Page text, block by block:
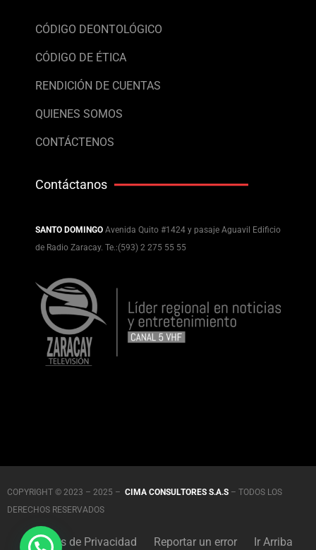
CÓDIGO DEONTOLÓGICO
CÓDIGO DE ÉTICA
RENDICIÓN DE CUENTAS
QUIENES SOMOS
CONTÁCTENOS
Contáctanos
SANTO DOMINGO Avenida Quito #1424 y pasaje Aguavil Edificio
de Radio Zaracay. Te.:(593) 2 275 55 55
COPYRIGHT © 2023 – 2025 – CIMA CONSULTORES S.A.S – TODOS LOS
DERECHOS RESERVADOS
Políticas de Privacidad Reportar un error Ir Arriba